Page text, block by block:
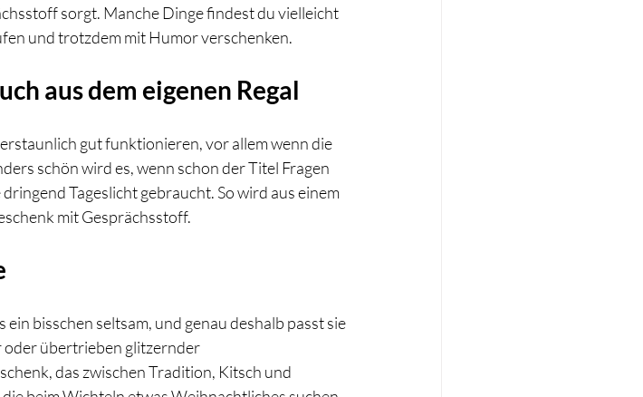
sorgt. Manche Dinge findest du vielleicht
und trotzdem mit Humor verschenken.
aus dem eigenen Regal
gut funktionieren, vor allem wenn die
schön wird es, wenn schon der Titel Fragen
Tageslicht gebraucht. So wird aus einem
mit Gesprächsstoff.
bisschen seltsam, und genau deshalb passt sie
oder übertrieben glitzernder
das zwischen Tradition, Kitsch und